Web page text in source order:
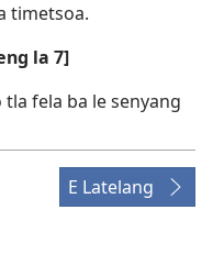
timetsoa.
la 7]
fela ba le senyang
E Latelang